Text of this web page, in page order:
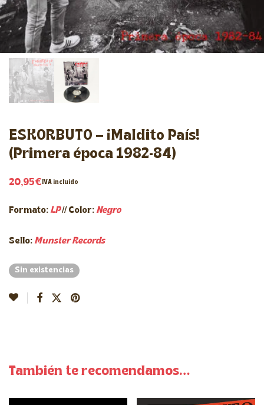
ESKORBUTO – ¡Maldito País!
(Primera época 1982-84)
20,95€IVA incluido
Formato: LP// Color:Negro
Sello:Munster Records
Sin existencias
También te recomendamos…